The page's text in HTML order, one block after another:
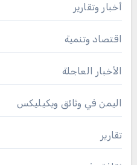
أخبار وتقارير
اقتصاد وتنمية
الأخبار العاجلة
اليمن في وثائق ويكيليكس
تقارير